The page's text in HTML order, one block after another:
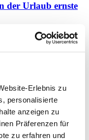
Erlebnis zu
personalisierte
anzeigen zu
Präferenzen für
zu erfahren und
der Urlaub ernste
Worauf sollte